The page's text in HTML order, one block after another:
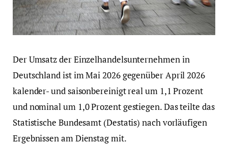
Der Umsatz der Einzelhandelsunternehmen in
Deutschland ist im Mai 2026 gegenüber April 2026
kalender- und saisonbereinigt real um 1,1 Prozent
und nominal um 1,0 Prozent gestiegen. Das teilte das
Statistische Bundesamt (Destatis) nach vorläufigen
Ergebnissen am Dienstag mit.